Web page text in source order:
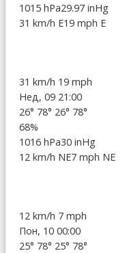
1015 hPa29.97 inHg
31 km/h E19 mph E
31 km/h 19 mph
Нед, 09 21:00
26° 78° 26° 78°
68%
1016 hPa30 inHg
12 km/h NE7 mph NE
12 km/h 7 mph
Пон, 10 00:00
25° 78° 25° 78°